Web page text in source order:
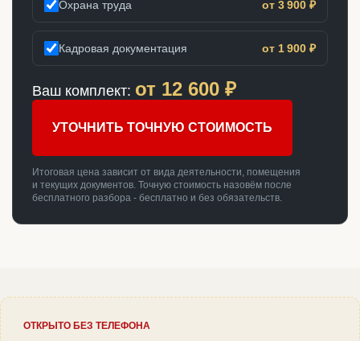
Охрана труда от 3 900 ₽
Кадровая документация от 1 900 ₽
Ваш комплект: от 12 600 ₽
УТОЧНИТЬ ТОЧНУЮ СТОИМОСТЬ
Итоговая цена зависит от вида деятельности, помещения
и текущих документов. Точную стоимость назовём после
бесплатного разбора - бесплатно и без обязательств.
ОТКРЫТО БЕЗ ТЕЛЕФОНА